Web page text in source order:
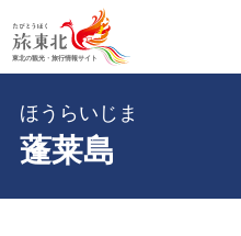
蓬莱島
ほうらいじま